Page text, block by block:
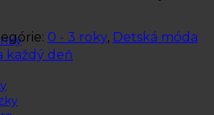
každý deň
0 - 3 roky, Detská móda